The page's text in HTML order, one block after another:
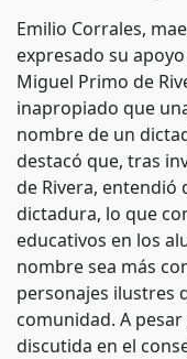
Emilio Corrales,
expresado su
Miguel Primo de
inapropiado que
nombre de un
destacó que, tras
de Rivera, entendió
dictadura, lo que
educativos en los
nombre sea más
personajes ilustres
comunidad. A
discutida en el